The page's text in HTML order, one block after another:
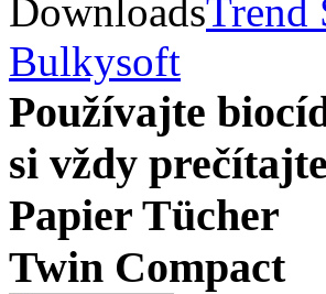
DownloadsTrend
Bulkysoft
Používajte
si vždy
Papier Tücher
Twin Compact